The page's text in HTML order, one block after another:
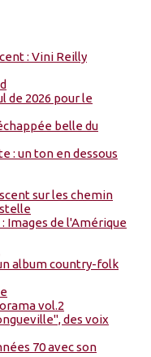
: Vini Reilly
de 2026 pour le
belle du
: un ton en dessous
sur les chemin
Images de l'Amérique
album country-folk
vol.2
des voix
70 avec son